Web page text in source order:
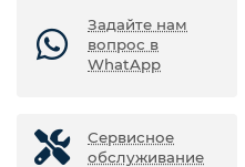
Задайте нам
вопрос в
WhatApp
Сервисное
обслуживание